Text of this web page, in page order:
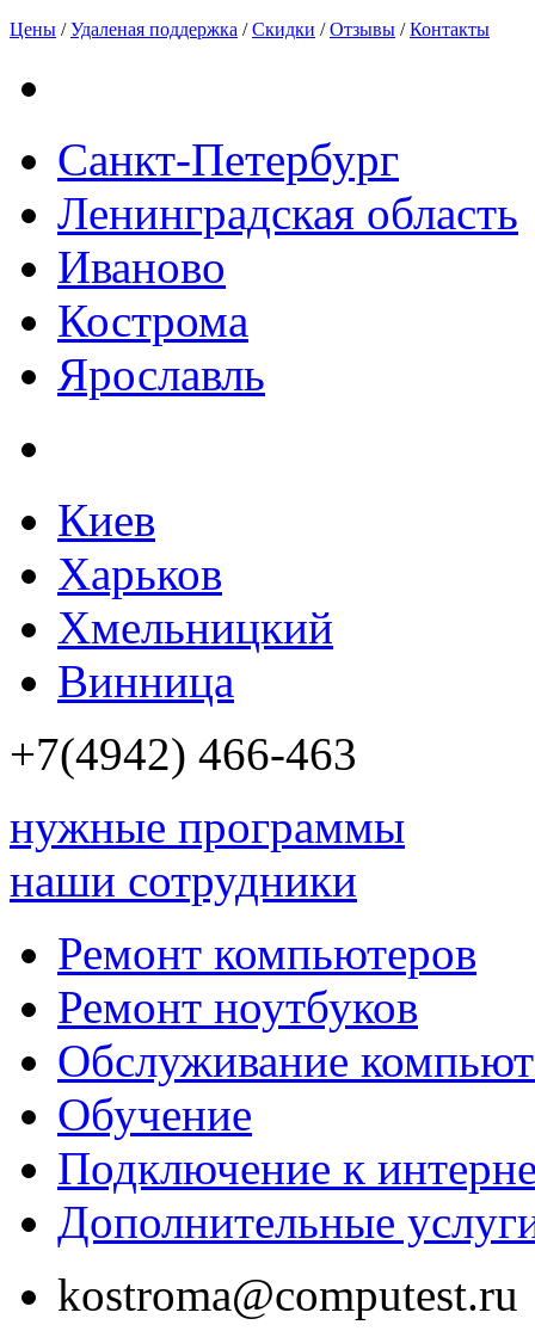
Цены /Удаленая поддержка /Скидки /Отзывы /Контакты
Санкт-Петербург
Ленинградская область
Иваново
Кострома
Ярославль
Киев
Харьков
Хмельницкий
Винница
+7(4942) 466-463
нужные программы
наши сотрудники
Ремонт компьютеров
Ремонт ноутбуков
Обслуживание
Обучение
Подключение к
Дополнительные
kostroma@computest.ru